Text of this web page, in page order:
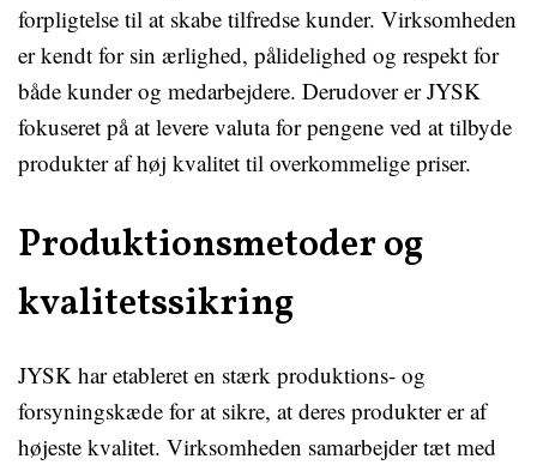
forpligtelse til at skabe tilfredse kunder. Virksomheden
er kendt for sin ærlighed, pålidelighed og respekt for
både kunder og medarbejdere. Derudover er JYSK
fokuseret på at levere valuta for pengene ved at tilbyde
produkter af høj kvalitet til overkommelige priser.
Produktionsmetoder og
kvalitetssikring
JYSK har etableret en stærk produktions- og
forsyningskæde for at sikre, at deres produkter er af
højeste kvalitet. Virksomheden samarbejder tæt med